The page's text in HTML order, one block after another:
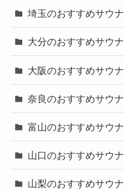
埼玉のおすすめサウナ
大分のおすすめサウナ
大阪のおすすめサウナ
奈良のおすすめサウナ
富山のおすすめサウナ
山口のおすすめサウナ
山梨のおすすめサウナ